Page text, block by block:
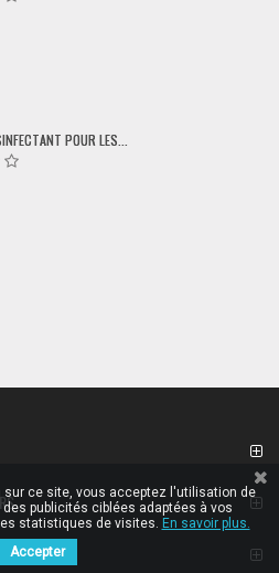
POUR LES...
sur ce site, vous acceptez l'utilisation de
publicités ciblées adaptées à vos
statistiques de visites. En savoir plus.
Accepter